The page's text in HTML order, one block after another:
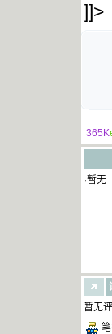
]]>
365K
·暂无
暂无
笔